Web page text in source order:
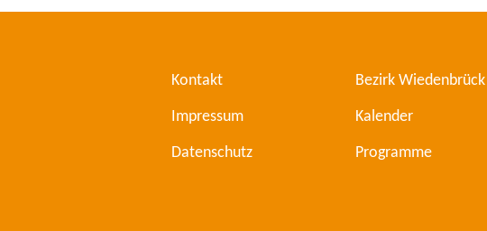
Kontakt
Impressum
Datenschutz
Bezirk Wiedenbrück
Kalender
Programme